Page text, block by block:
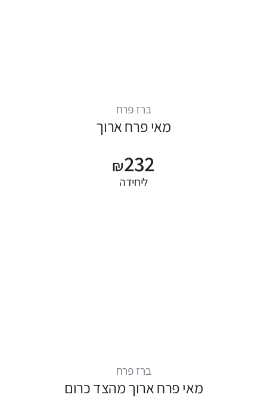
ברז פרח
מאי פרח ארוך
₪232
ליחידה
ברז פרח
מאי פרח ארוך מהצד כרום